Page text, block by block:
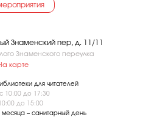
Знаменский пер, д. 11/11
Знаменского переулка
карте
для читателей
с 10:00 до 17:30
до 15:00
месяца – санитарный день